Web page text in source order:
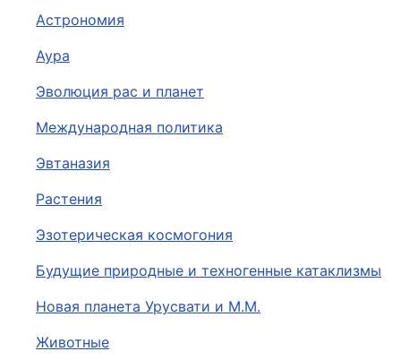
Астрономия
Аура
Эволюция рас и планет
Международная политика
Эвтаназия
Растения
Эзотерическая космогония
Будущие природные и техногенные катаклизмы
Новая планета Урусвати и М.М.
Животные